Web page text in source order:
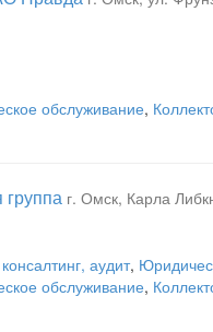
обслуживание,
г. Омск, Карла
аудит,
обслуживание,